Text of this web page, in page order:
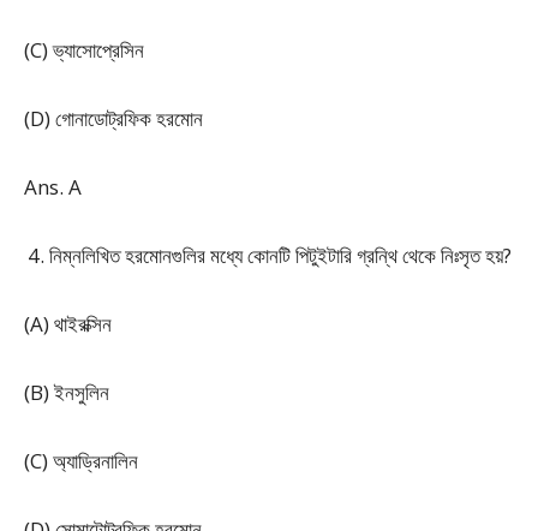
(C) ভ্যাসোপ্রেসিন
(D) গোনাডোট্রফিক হরমোন
Ans. A
নিম্নলিখিত হরমোনগুলির মধ্যে কোনটি পিটুইটারি গ্রন্থি থেকে নিঃসৃত হয়?
(A) থাইরক্সিন
(B) ইনসুলিন
(C) অ্যাড্রিনালিন